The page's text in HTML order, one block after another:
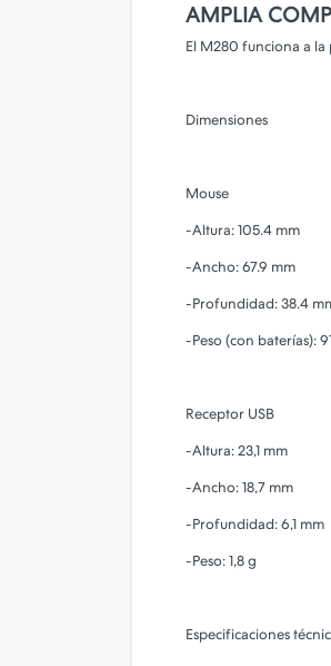
AMPLIA
El M280 funciona a la
Dimensiones
Mouse
-Altura: 105.4 mm
-Ancho: 67.9 mm
-Profundidad: 38.4
-Peso (con baterías):
Receptor USB
-Altura: 23,1 mm
-Ancho: 18,7 mm
-Profundidad: 6,1 mm
-Peso: 1,8 g
Especificaciones